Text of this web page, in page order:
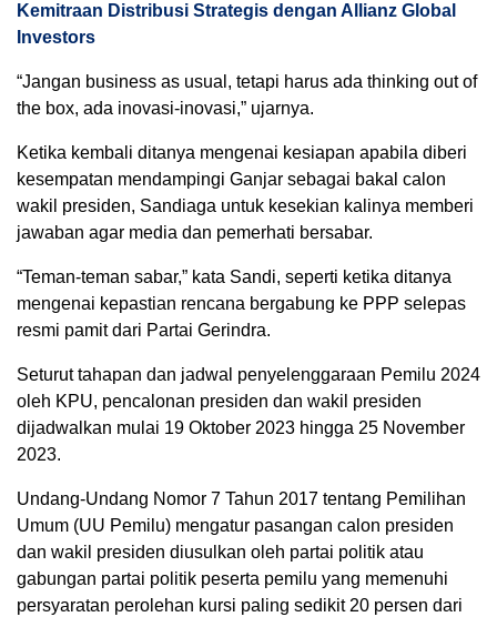
Kemitraan Distribusi Strategis dengan Allianz Global
Investors
“Jangan business as usual, tetapi harus ada thinking out of
the box, ada inovasi-inovasi,” ujarnya.
Ketika kembali ditanya mengenai kesiapan apabila diberi
kesempatan mendampingi Ganjar sebagai bakal calon
wakil presiden, Sandiaga untuk kesekian kalinya memberi
jawaban agar media dan pemerhati bersabar.
“Teman-teman sabar,” kata Sandi, seperti ketika ditanya
mengenai kepastian rencana bergabung ke PPP selepas
resmi pamit dari Partai Gerindra.
Seturut tahapan dan jadwal penyelenggaraan Pemilu 2024
oleh KPU, pencalonan presiden dan wakil presiden
dijadwalkan mulai 19 Oktober 2023 hingga 25 November
2023.
Undang-Undang Nomor 7 Tahun 2017 tentang Pemilihan
Umum (UU Pemilu) mengatur pasangan calon presiden
dan wakil presiden diusulkan oleh partai politik atau
gabungan partai politik peserta pemilu yang memenuhi
persyaratan perolehan kursi paling sedikit 20 persen dari